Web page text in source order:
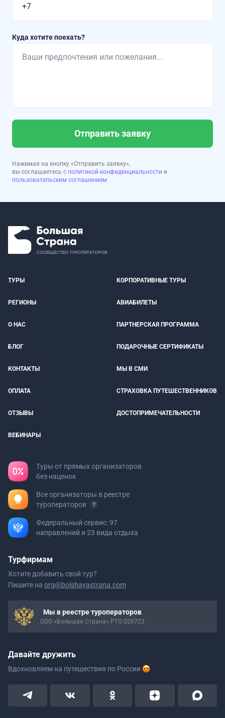
Куда хотите поехать?
Отправить заявку
Нажимая на кнопку «Отправить заявку»,
вы соглашаетесь с политикой конфиденциальности и
пользовательским соглашением
ТУРЫ КОРПОРАТИВНЫЕ ТУРЫ
РЕГИОНЫ АВИАБИЛЕТЫ
О НАС ПАРТНЕРСКАЯ ПРОГРАММА
БЛОГ ПОДАРОЧНЫЕ СЕРТИФИКАТЫ
КОНТАКТЫ МЫ В СМИ
ОПЛАТА СТРАХОВКА ПУТЕШЕСТВЕННИКОВ
ОТЗЫВЫ ДОСТОПРИМЕЧАТЕЛЬНОСТИ
ВЕБИНАРЫ
Туры от прямых организаторов
без наценок
Все организаторы в реестре
туроператоров
Федеральный сервис: 97
направлений и 23 вида отдыха
Турфирмам
Хотите добавить свой тур?
Пишите на org@bolshayastrana.com
Мы в реестре туроператоров
ООО «Большая Страна» РТО 020723
Давайте дружить
Вдохновляем на путешествия по России